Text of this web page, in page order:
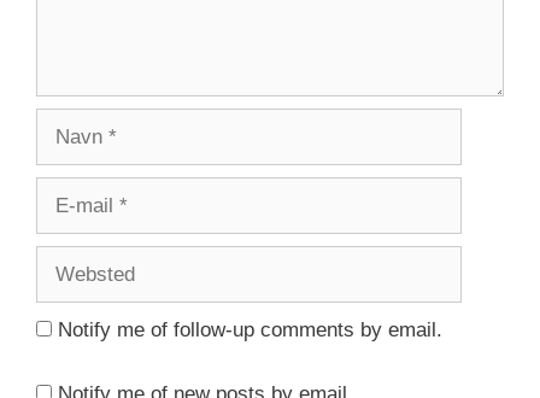
Notify me of follow-up comments by email.